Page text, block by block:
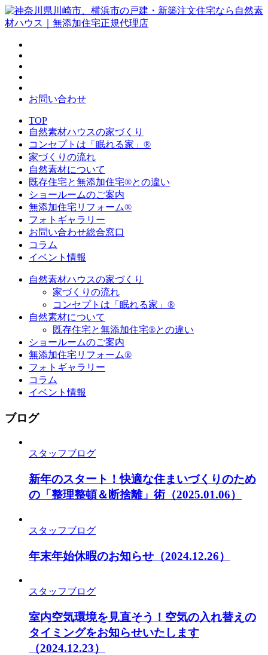
お問い合わせ
TOP
自然素材ハウスの家づくり
コンセプトは「眠れる家」®
家づくりの流れ
自然素材について
既存住宅と無添加住宅®との違い
ショールームのご案内
無添加住宅リフォーム®
フォトギャラリー
お問い合わせ総合窓口
コラム
イベント情報
自然素材ハウスの家づくり
家づくりの流れ
コンセプトは「眠れる家」®
自然素材について
既存住宅と無添加住宅®との違い
ショールームのご案内
無添加住宅リフォーム®
フォトギャラリー
コラム
イベント情報
ブログ
スタッフブログ
新年のスタート！快適な住まいづくりのため
の「整理整頓＆断捨離」術（2025.01.06）
スタッフブログ
年末年始休暇のお知らせ （2024.12.26）
スタッフブログ
室内空気環境を見直そう！空気の入れ替えの
タイミングをお知らせいたします
（2024.12.23）